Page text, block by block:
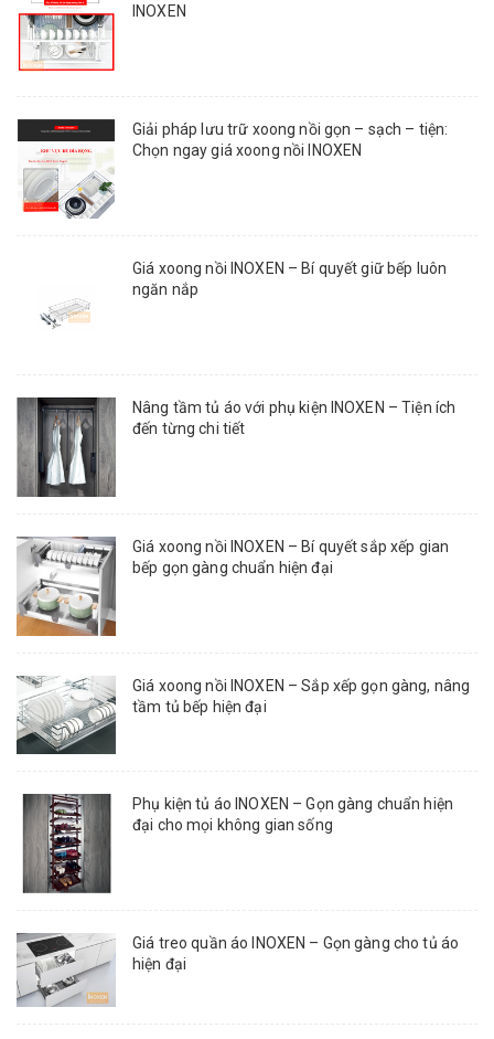
INOXEN
Giải pháp lưu trữ xoong nồi gọn – sạch – tiện:
Chọn ngay giá xoong nồi INOXEN
Giá xoong nồi INOXEN – Bí quyết giữ bếp luôn
ngăn nắp
Nâng tầm tủ áo với phụ kiện INOXEN – Tiện ích
đến từng chi tiết
Giá xoong nồi INOXEN – Bí quyết sắp xếp gian
bếp gọn gàng chuẩn hiện đại
Giá xoong nồi INOXEN – Sắp xếp gọn gàng, nâng
tầm tủ bếp hiện đại
Phụ kiện tủ áo INOXEN – Gọn gàng chuẩn hiện
đại cho mọi không gian sống
Giá treo quần áo INOXEN – Gọn gàng cho tủ áo
hiện đại